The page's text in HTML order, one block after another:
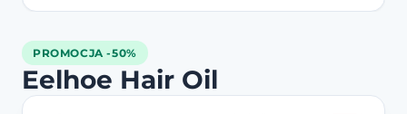
PROMOCJA -50%
Eelhoe Hair Oil